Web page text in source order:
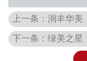
上一条：润丰华美
下一条：绿美之星